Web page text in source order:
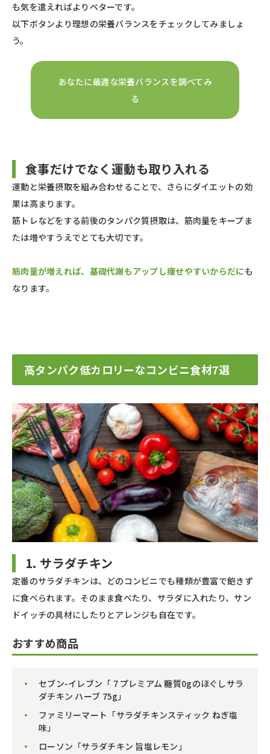
も気を遣えればよりベターです。
以下ボタンより理想の栄養バランスをチェックしてみましょ
う。
あなたに最適な栄養バランスを調べてみ
る
食事だけでなく運動も取り入れる
運動と栄養摂取を組み合わせることで、さらにダイエットの効
果は高まります。
筋トレなどをする前後のタンパク質摂取は、筋肉量をキープま
たは増やすうえでとても大切です。
筋肉量が増えれば、基礎代謝もアップし痩せやすいからだにも
なります。
高タンパク低カロリーなコンビニ食材7選
1. サラダチキン
定番のサラダチキンは、どのコンビニでも種類が豊富で飽きず
に食べられます。そのまま食べたり、サラダに入れたり、サン
ドイッチの具材にしたりとアレンジも自在です。
おすすめ商品
セブン-イレブン「７プレミアム 糖質0gのほぐしサラ
ダチキン ハーブ 75g」
ファミリーマート「サラダチキンスティック ねぎ塩
味」
ローソン「サラダチキン 旨塩レモン」